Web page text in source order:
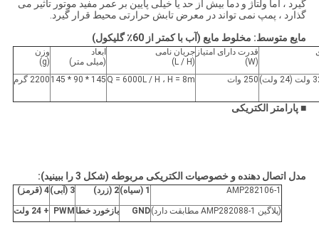
گیرد ، اما ولتاژ و دما بیش از حد یا خیلی پایین بر عمر مفید موتور تأثیر می
گذارد ، پمپ نمی تواند در معرض تابش حرارتی محیط قرار گیرد.
مایع متوسط: مخلوط مایع (آب با کمتر از 60٪ گلیکول)
قدرت دارای امتیاز
(W)
جریان نامی
(L / H)
ابعاد
(میلی متر)
وزن
(g)
250 وات
Q = 6000L / H ، H = 8m 145 * 90 * 145 2200 گرم
■پارامتر الکتریکی
مدل اتصال دهنده و خصوصیات الکتریکی مربوطه (شکل 3 را ببینید):
AMP282106-1 1 (سیاه) 2 (زرد) 3 (آبی) 4 (قرمز)
(پلاگین AMP282088-1 مطابقت دارد) GND بازخورد خطا PWM + 24 ولت